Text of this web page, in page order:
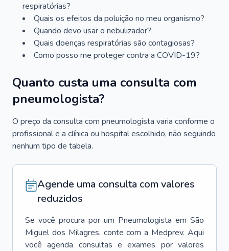
respiratórias?
Quais os efeitos da poluição no meu organismo?
Quando devo usar o nebulizador?
Quais doenças respiratórias são contagiosas?
Como posso me proteger contra a COVID-19?
Quanto custa uma consulta com
pneumologista?
O preço da consulta com pneumologista varia conforme o
profissional e a clínica ou hospital escolhido, não seguindo
nenhum tipo de tabela.
Agende uma consulta com valores
reduzidos
Se você procura por um Pneumologista em São
Miguel dos Milagres, conte com a Medprev. Aqui
você agenda consultas e exames por valores